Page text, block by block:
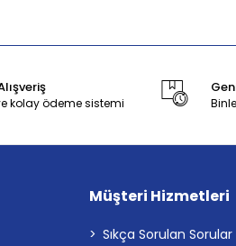
kolay ödeme sistemi
Müşteri Hizmetleri
Sıkça Sorulan Sorular